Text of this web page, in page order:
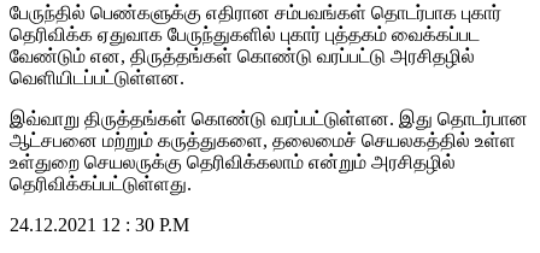
பேருந்தில் பெண்களுக்கு எதிரான சம்பவங்கள் தொடர்பாக புகார்
தெரிவிக்க ஏதுவாக பேருந்துகளில் புகார் புத்தகம் வைக்கப்பட
வேண்டும் என, திருத்தங்கள் கொண்டு வரப்பட்டு அரசிதழில்
வெளியிடப்பட்டுள்ளன.
இவ்வாறு திருத்தங்கள் கொண்டு வரப்பட்டுள்ளன. இது தொடர்பான
ஆட்சபனை மற்றும் கருத்துகளை, தலைமைச் செயலகத்தில் உள்ள
உள்துறை செயலருக்கு தெரிவிக்கலாம் என்றும் அரசிதழில்
தெரிவிக்கப்பட்டுள்ளது.
24.12.2021 12 : 30 P.M